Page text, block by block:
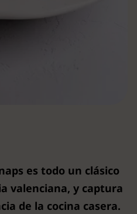
es todo un clásico
valenciana, y captura
de la cocina casera.